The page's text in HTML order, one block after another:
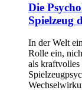
Die
Spielzeug
In der Welt
Rolle ein,
als